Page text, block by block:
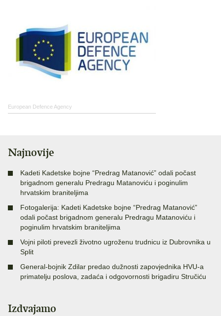
European Defence Agency
Najnovije
Kadeti Kadetske bojne “Predrag Matanović” odali počast
brigadnom generalu Predragu Matanoviću i poginulim
hrvatskim braniteljima
Fotogalerija: Kadeti Kadetske bojne “Predrag Matanović”
odali počast brigadnom generalu Predragu Matanoviću i
poginulim hrvatskim braniteljima
Vojni piloti prevezli životno ugroženu trudnicu iz Dubrovnika u
Split
General-bojnik Zdilar predao dužnosti zapovjednika HVU-a
primatelju poslova, zadaća i odgovornosti brigadiru Stručiću
Izdvajamo